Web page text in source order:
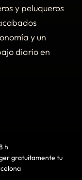
y peluqueros
y un
diario en
h
gratuitamente tu